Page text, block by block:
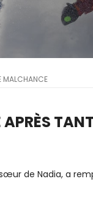
MALCHANCE
de Nadia, a